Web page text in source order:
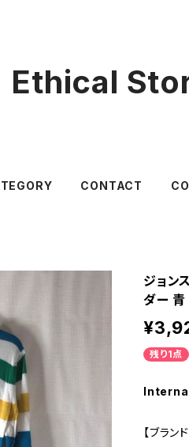
Ethical
CONTACT
ジョン
ダー
残り1点
【ブラン